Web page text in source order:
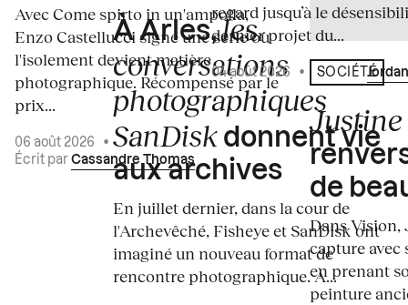
Avec Come spirto in un'ampolla,
Enzo Castellucci signe une série où
l'isolement devient matière
photographique. Récompensé par le
prix...
06 août 2026
•
Écrit par Cassandre Thomas
À Arles,les
conversations
photographiques
SanDisk donnent vie
aux archives
En juillet dernier, dans la cour de
l'Archevêché, Fisheye et SanDisk ont
imaginé un nouveau format de
rencontre photographique. À...
regard jusqu’à le
dernier projet du...
04 août 2026 • Écrit par
SOCIÉTÉ
de
Dans
capture avec
en prenant
peinture